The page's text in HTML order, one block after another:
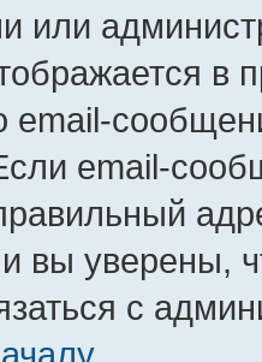
или
в
email-
email-
вы уверены,
с